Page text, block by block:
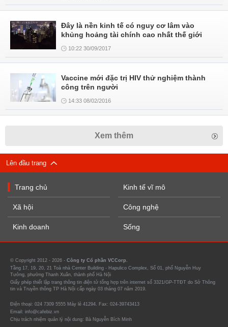
Đây là nền kinh tế có nguy cơ lâm vào
khủng hoảng tài chính cao nhất thế giới
10:22 30/09/2017
Vaccine mới đặc trị HIV thử nghiệm thành
công trên người
14:33 08/02/2016
Xem thêm
Lên đầu trang
Trang chủ
Xã hội
Kinh doanh
Kinh tế vĩ mô
Công nghệ
Sống
© Copyright 2012 - 2026 - Công ty Cổ phần VCCorp.
Tầng 17, 19, 20, 21 Toà nhà Center Building - Hapulico Complex, Số 01, phố Nguyễn Huy
Tưởng, phường Thanh Xuân, thành phố Hà Nội
Giấy phép thiết lập trang thông tin điện tử tổng hợp trên internet số 3321/GP-TTĐT do Sở Thông
tin và Truyền thông TP Hà Nội cấp ngày 03 tháng 07 năm 2019.
Điện thoại: 024 7309 5555 Máy lẻ 41294. Fax: 024-39743413
Email: info@cafebiz.vn
Chịu trách nhiệm quản lý nội dung: Bà Nguyễn Bích Minh